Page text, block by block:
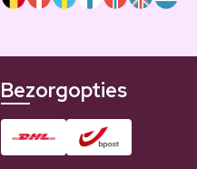
Bezorgopties